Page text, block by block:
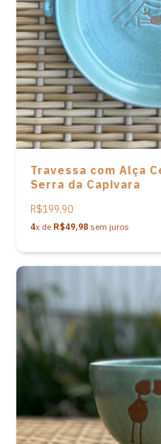
Travessa com Alça
Serra da Capivara
R$199,90
4x de R$49,98 sem juros